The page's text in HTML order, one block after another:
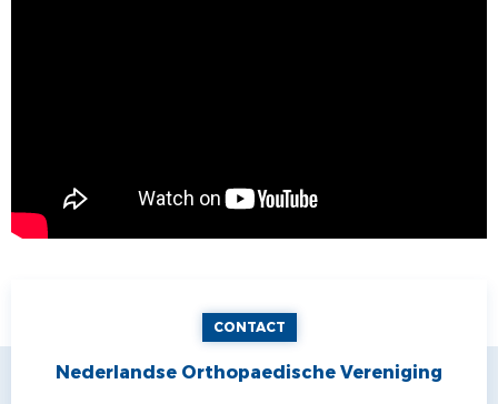
CONTACT
Nederlandse Orthopaedische Vereniging